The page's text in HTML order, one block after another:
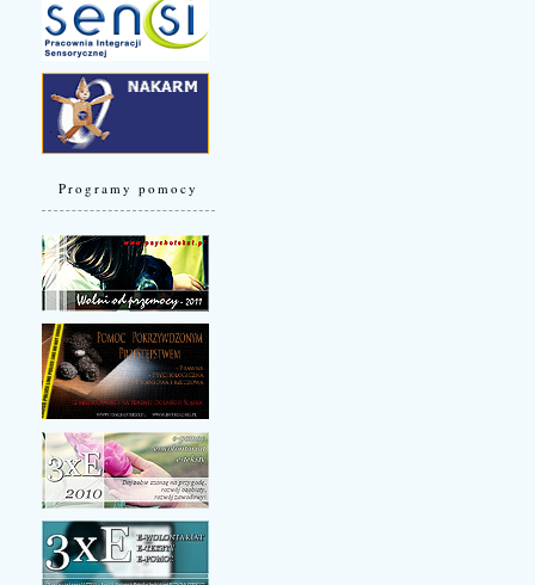
Programy pomocy